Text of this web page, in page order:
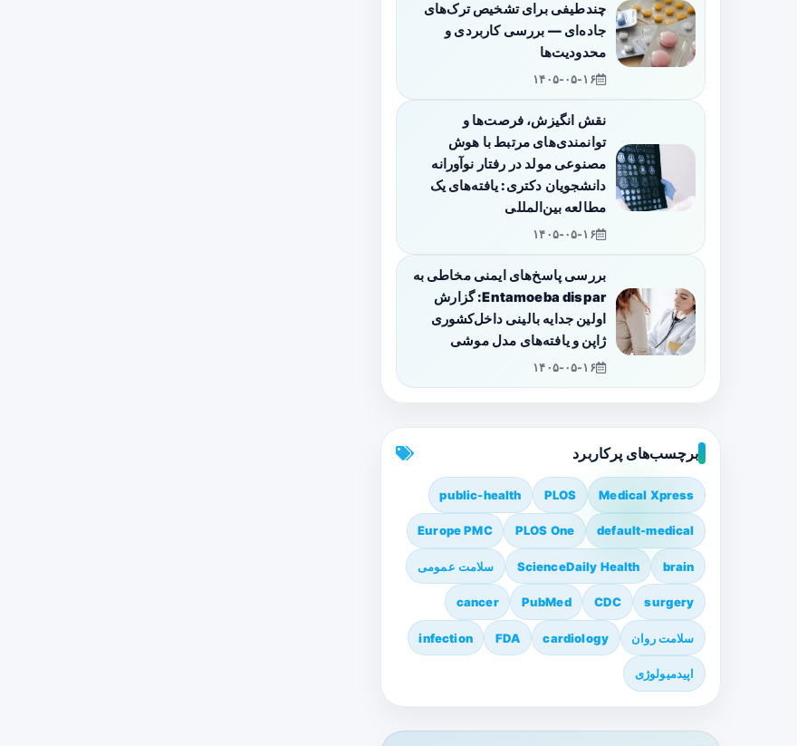
چندطیفی برای تشخیص ترک‌های
جاده‌ای — بررسی کاربردی و
محدودیت‌ها
۱۴۰۵-۰۵-۱۶
نقش انگیزش، فرصت‌ها و
توانمندی‌های مرتبط با هوش
مصنوعی مولد در رفتار نوآورانه
دانشجویان دکتری: یافته‌های یک
مطالعه بین‌المللی
۱۴۰۵-۰۵-۱۶
بررسی پاسخ‌های ایمنی مخاطی به
Entamoeba dispar: گزارش
اولین جدایه بالینی داخل‌کشوری
ژاپن و یافته‌های مدل موشی
۱۴۰۵-۰۵-۱۶
برچسب‌های پرکاربرد
Medical Xpress
PLOS
public-health
default-medical
PLOS One
Europe PMC
brain
ScienceDaily Health سلامت عمومی
surgery
CDC
PubMed
cancer
سلامت روان cardiology
FDA
infection
اپیدمیولوژی